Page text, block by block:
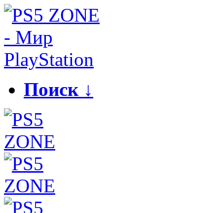
Поиск ↓